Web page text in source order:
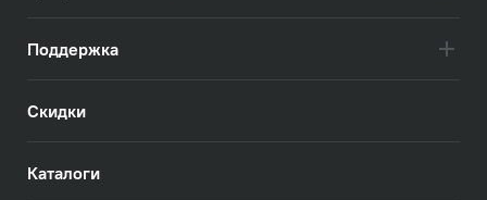
Поддержка
Скидки
Каталоги